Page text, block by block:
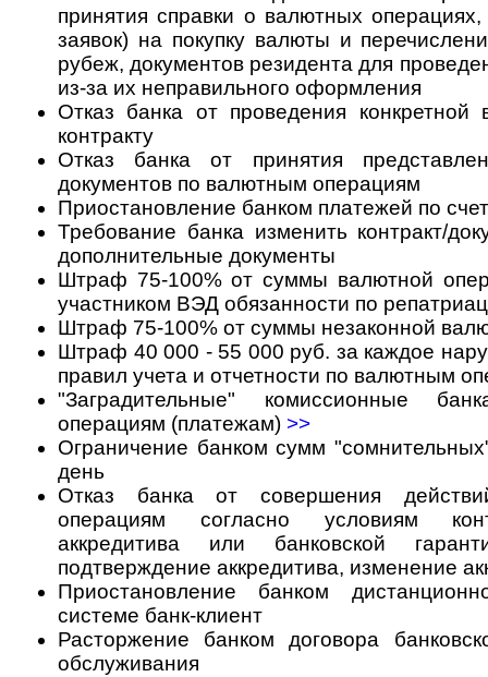
принятия справки о валютных
заявок) на покупку валюты и
рубеж, документов резидента для
из-за их неправильного оформления
Отказ банка от проведения
контракту
Отказ банка от принятия
документов по валютным операциям
Приостановление банком платежей по
Требование банка изменить контракт/
дополнительные документы
Штраф 75-100% от суммы валютной
участником ВЭД обязанности по
Штраф 75-100% от суммы незаконной
Штраф 40 000 - 55 000 руб. за каждое
правил учета и отчетности по валютным
"Заградительные" комиссионные
операциям (платежам) >>
Ограничение банком сумм
день
Отказ банка от совершения
операциям согласно условиям
аккредитива или банковской
подтверждение аккредитива, изменение
Приостановление банком
системе банк-клиент
Расторжение банком договора
обслуживания